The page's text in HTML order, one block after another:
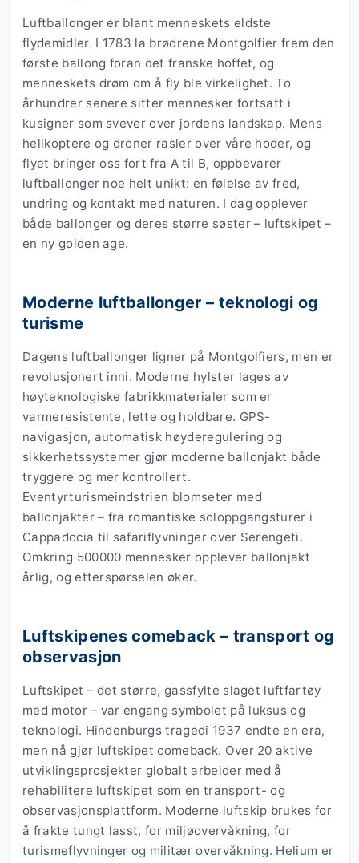
Luftballonger er blant menneskets eldste
flydemidler. I 1783 la brødrene Montgolfier frem den
første ballong foran det franske hoffet, og
menneskets drøm om å fly ble virkelighet. To
århundrer senere sitter mennesker fortsatt i
kusigner som svever over jordens landskap. Mens
helikoptere og droner rasler over våre hoder, og
flyet bringer oss fort fra A til B, oppbevarer
luftballonger noe helt unikt: en følelse av fred,
undring og kontakt med naturen. I dag opplever
både ballonger og deres større søster – luftskipet –
en ny golden age.
Moderne luftballonger – teknologi og
turisme
Dagens luftballonger ligner på Montgolfiers, men er
revolusjonert inni. Moderne hylster lages av
høyteknologiske fabrikkmaterialer som er
varmeresistente, lette og holdbare. GPS-
navigasjon, automatisk høyderegulering og
sikkerhetssystemer gjør moderne ballonjakt både
tryggere og mer kontrollert.
Eventyrturismeindstrien blomseter med
ballonjakter – fra romantiske soloppgangsturer i
Cappadocia til safariflyvninger over Serengeti.
Omkring 500000 mennesker opplever ballonjakt
årlig, og etterspørselen øker.
Luftskipenes comeback – transport og
observasjon
Luftskipet – det større, gassfylte slaget luftfartøy
med motor – var engang symbolet på luksus og
teknologi. Hindenburgs tragedi 1937 endte en era,
men nå gjør luftskipet comeback. Over 20 aktive
utviklingsprosjekter globalt arbeider med å
rehabilitere luftskipet som en transport- og
observasjonsplattform. Moderne luftskip brukes for
å frakte tungt lasst, for miljøovervåkning, for
turismeflyvninger og militær overvåkning. Helium er